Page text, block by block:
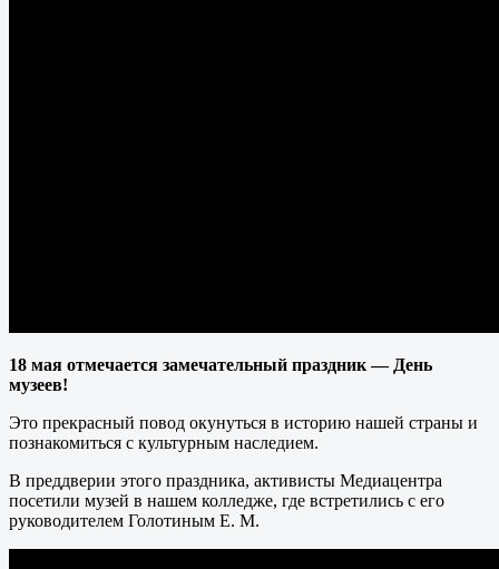
18 мая отмечается замечательный праздник — День
музеев!
Это прекрасный повод окунуться в историю нашей страны и
познакомиться с культурным наследием.
В преддверии этого праздника, активисты Медиацентра
посетили музей в нашем колледже, где встретились с его
руководителем Голотиным Е. М.